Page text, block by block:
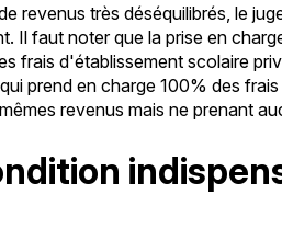
revenus très déséquilibrés, le
Il faut noter que la prise en
frais d'établissement scolaire
prend en charge 100% des
revenus mais ne prenant